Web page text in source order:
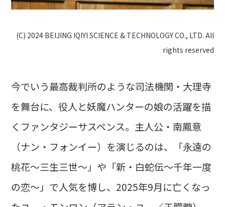
(C) 2024 BEIJING IQIYI SCIENCE & TECHNOLOGY CO., LTD. All
rights reserved
今でいう最高裁判所のような司法機関・大理寺
を舞台に、役人と妖魔ハンターの娘の活躍を描
くファンタジーサスペンス。主人公・南鳳意
（ナン・フォンイー）を演じるのは、「永遠の
桃花～三生三世～」や「新・白蛇伝～千年一度
の恋～」で人気を博し、2025年9月に亡くなっ